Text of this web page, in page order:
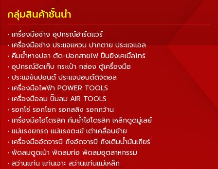
กลุ่มสินค้าชั้นนำ
• เครื่องมือช่าง อุปกรณ์ฮาร์ดแวร์
• เครื่องมือช่าง ประแจแหวน ปากตาย ประแจแอล
• คีมย้ำหางปลา ตัด-ปอกสายไฟ ปืนยิงเคเบิ้ลไทร์
• อุปกรณ์จัดเก็บ กระเป๋า กล่อง ตู้เครื่องมือ
• ประแจขันปอนด์ ประแจปอนด์ดิจิตอล
• เครื่องมือไฟฟ้า POWER TOOLS
• เครื่องมือลม ปั๊มลม AIR TOOLS
• รอกโซ่ รอกโยก รอกสลิง รอกกว้าน
• เครื่องมือไฮโดรลิค คีมย้ำไฮโดรลิค เหล็กดูดมู่เลย์
• แม่แรงยกรถ แม่แรงตะเข้ เต่าเคลื่อนย้าย
• เครื่องมืออัดจารบี ถังอัดจารบี ถังเติมน้ำมันเกียร์
• พัดลมดูดเป่า พัดลมท่อ พัดลมอุตสาหกรรม
• สว่านแท่น แท่นเจาะ สว่านแท่นแม่เหล็ก